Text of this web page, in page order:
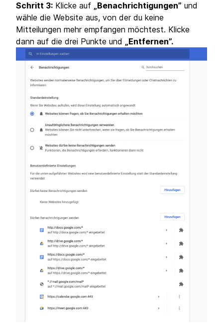
Schritt 3: Klicke auf „Benachrichtigungen” und
wähle die Website aus, von der du keine
Mitteilungen mehr empfangen möchtest. Klicke
dann auf die drei Punkte und „Entfernen”.